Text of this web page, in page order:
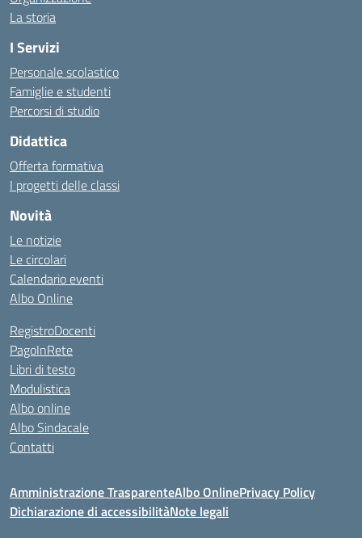
La storia
I Servizi
Personale scolastico
Famiglie e studenti
Percorsi di studio
Didattica
Offerta formativa
I progetti delle classi
Novità
Le notizie
Le circolari
Calendario eventi
Albo Online
RegistroDocenti
PagoInRete
Libri di testo
Modulistica
Albo online
Albo Sindacale
Contatti
Amministrazione TrasparenteAlbo OnlinePrivacy Policy
Dichiarazione di accessibilitàNote legali